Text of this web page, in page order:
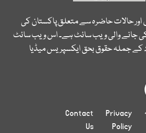
اور حالات حاضرہ سے متعلق پاکستان کی
جانے والی ویب سائٹ ہے۔ اس ویب سائٹ
کے جملہ حقوق بحق ایکسپریس میڈیا
Privacy
Policy
Contact
Us